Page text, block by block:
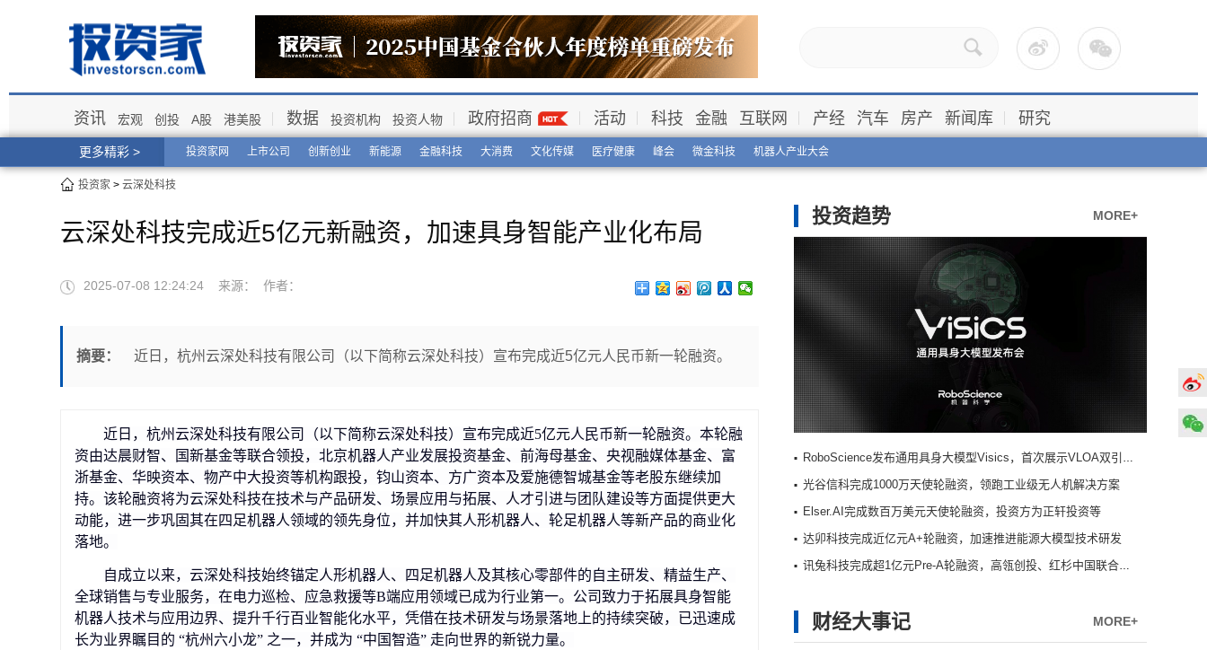
更多精彩 > 投资家网 上市公司 创新创业 新能源 金融科技 大消费 文化传媒 医疗健康 峰会 微金科技 机器人产业大会
资讯 宏观 创投 A股 港美股 数据 投资机构 投资人物 政府招商 活动 科技 金融 互联网 产经 汽车 房产 新闻库 研究
投资家 > 云深处科技
云深处科技完成近5亿元新融资，加速具身智能产业化布局
2025-07-08 12:24:24 来源： 作者：
摘要： 近日，杭州云深处科技有限公司（以下简称云深处科技）宣布完成近5亿元人民币新一轮融资。
近日，杭州云深处科技有限公司（以下简称云深处科技）宣布完成近5亿元人民币新一轮融资。本轮融
资由达晨财智、国新基金等联合领投，北京机器人产业发展投资基金、前海母基金、央视融媒体基金、富
浙基金、华映资本、物产中大投资等机构跟投，钧山资本、方广资本及爱施德智城基金等老股东继续加
持。该轮融资将为云深处科技在技术与产品研发、场景应用与拓展、人才引进与团队建设等方面提供更大
动能，进一步巩固其在四足机器人领域的领先身位，并加快其人形机器人、轮足机器人等新产品的商业化
落地。
自成立以来，云深处科技始终锚定人形机器人、四足机器人及其核心零部件的自主研发、精益生产、
全球销售与专业服务，在电力巡检、应急救援等B端应用领域已成为行业第一。公司致力于拓展具身智能
机器人技术与应用边界、提升千行百业智能化水平，凭借在技术研发与场景落地上的持续突破，已迅速成
长为业界瞩目的 “杭州六小龙” 之一，并成为 “中国智造” 走向世界的新锐力量。
MORE+
投资趋势
RoboScience发布通用具身大模型Visics，首次展示VLOA双引擎架构
光谷信科完成1000万天使轮融资，领跑工业级无人机解决方案
Elser.AI完成数百万美元天使轮融资，投资方为正轩投资等
达卯科技完成近亿元A+轮融资，加速推进能源大模型技术研发
讯兔科技完成超1亿元Pre-A轮融资，高瓴创投、红杉中国联合领投
MORE+
财经大事记